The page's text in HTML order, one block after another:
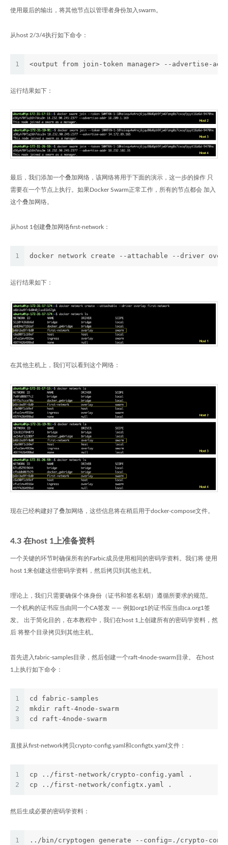
使用最后的输出，将其他节点以管理者身份加入swarm。
从host 2/3/4执行如下命令：
1 <output from join-token manager> --advertise-
运行结果如下：
最后，我们添加一个叠加网络，该网络将用于下面的演示，这一步的操作 只
需要在一个节点上执行。如果Docker Swarm正常工作，所有的节点都会 加入
这个叠加网络。
从host 1创建叠加网络first-network：
1 docker network create --attachable --driver
运行结果如下：
在其他主机上，我们可以看到这个网络：
现在已经构建好了叠加网络，这些信息将在稍后用于docker-compose文件。
4.3 在host 1上准备资料
一个关键的环节时确保所有的Farbic成员使用相同的密码学资料。我们将 使用
host 1来创建这些密码学资料，然后拷贝到其他主机。
理论上，我们只需要确保个体身份（证书和签名私钥）遵循所要求的规范。
一个机构的证书应当由同一个CA签发 —— 例如org1的证书应当由ca.org1签
发。 出于简化目的，在本教程中，我们在host 1上创建所有的密码学资料，然
后 将整个目录拷贝到其他主机。
首先进入fabric-samples目录，然后创建一个raft-4node-swarm目录。 在host
1上执行如下命令：
1
2
3
cd fabric-samples
mkdir raft-4node-swarm
cd raft-4node-swarm
直接从first-network拷贝crypto-config.yaml和configtx.yaml文件：
1
2
cp ../first-network/crypto-config.yaml .
cp ../first-network/configtx.yaml .
然后生成必要的密码学资料：
1
../bin/cryptogen generate --config=./crypto-